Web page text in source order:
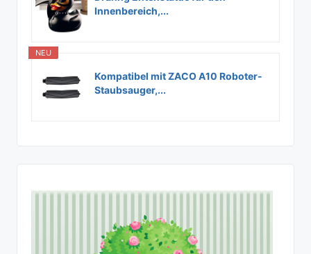
Innenbereich,...
NEU
Kompatibel mit ZACO A10 Roboter-
Staubsauger,...